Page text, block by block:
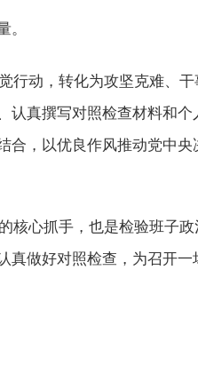
。
行动，转化为攻坚克难、
认真撰写对照检查材料和个
，以优良作风推动党中
心抓手，也是检验班子政
做好对照检查，为召开